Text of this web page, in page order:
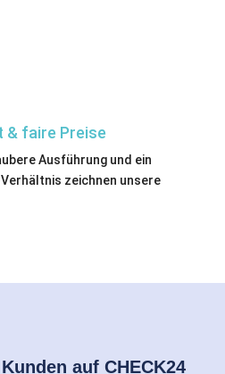
& faire Preise
Ausführung und ein
zeichnen unsere
auf CHECK24